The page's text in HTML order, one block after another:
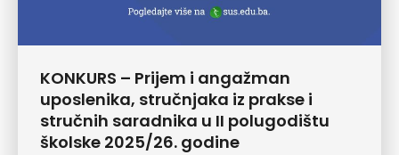
KONKURS – Prijem i angažman
uposlenika, stručnjaka iz prakse i
stručnih saradnika u II polugodištu
školske 2025/26. godine